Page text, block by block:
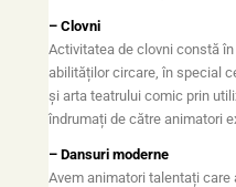
– Clovni
Activitatea de clovni constă
abilităților circare, în special
și arta teatrului comic prin
îndrumați de către animatori
– Dansuri moderne
Avem animatori talentați